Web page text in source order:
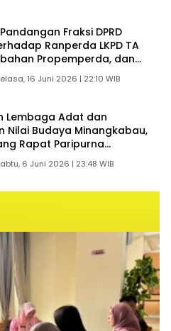
Fraksi DPRD
Ranperda LKPD TA
Propemperda, dan
TA 2026
16 Juni 2026 | 22:10 WIB
Lembaga Adat dan
Nilai Budaya Minangkabau,
Rapat Paripurna
Pendapat Akhir Fraksi
6 Juni 2026 | 23:48 WIB